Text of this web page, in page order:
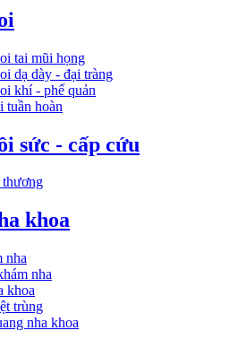
tai mũi họng
dạ dày - đại tràng
khí - phế quản
tuần hoàn
sức - cấp cứu
khoa
nha
nha
khoa
trùng
nha khoa